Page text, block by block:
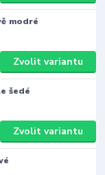
modré
Zvolit variantu
šedé
Zvolit variantu